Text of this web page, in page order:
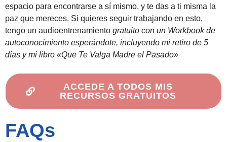
espacio para encontrarse a sí mismo, y te das a ti misma la
paz que mereces. Si quieres seguir trabajando en esto,
tengo un audioentrenamiento gratuito con un Workbook de
autoconocimiento esperándote, incluyendo mi retiro de 5
días y mi libro «Que Te Valga Madre el Pasado»
ACCEDE A TODOS MIS
RECURSOS GRATUITOS
FAQs